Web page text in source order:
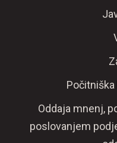
Oddaja mnenj,
poslovanjem